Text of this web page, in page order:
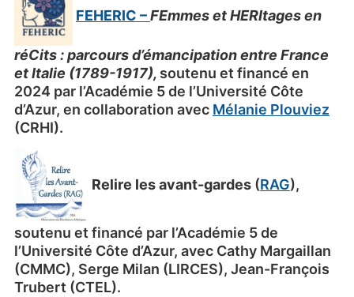
FEHERIC –FEmmes et HERItages en
réCits :parcours d’émancipation entre France
et Italie (1789-1917), soutenu et financé en
2024 par l’Académie 5 de l’Université Côte
d’Azur, en collaboration avec Mélanie Plouviez
(CRHI).
Relire les avant-gardes(RAG),
soutenu et financé par l’Académie 5 de
l’Université Côte d’Azur, avec Cathy Margaillan
(CMMC), Serge Milan (LIRCES), Jean-François
Trubert (CTEL).